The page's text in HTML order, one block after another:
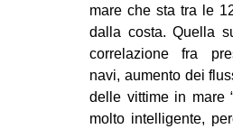
mare che sta tra le
dalla costa. Quella
correlazione fra
navi, aumento dei
delle vittime in mare
molto intelligente,